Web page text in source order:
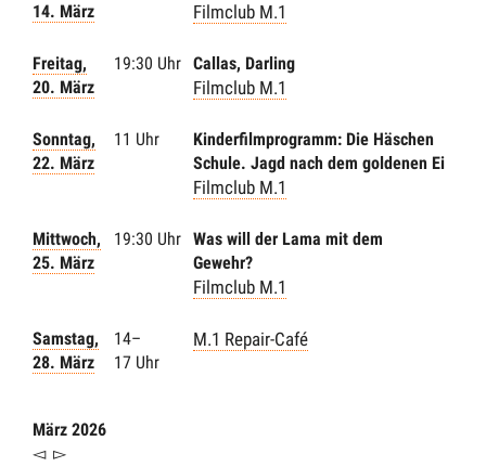
14. März
Filmclub M.1
Freitag,
20. März
19:30 Uhr Callas, Darling
Filmclub M.1
Sonntag,
22. März
11 Uhr
Kinderfilmprogramm: Die Häschen
Schule. Jagd nach dem goldenen Ei
Filmclub M.1
Mittwoch,
25. März
19:30 Uhr Was will der Lama mit dem
Gewehr?
Filmclub M.1
Samstag,
28. März
14–
17 Uhr
M.1 Repair-Café
März 2026
◅ ▻